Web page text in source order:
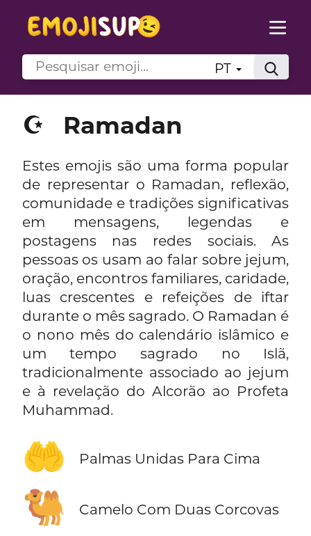
PT
☪️ Ramadan
Estes emojis são uma forma popular
de representar o Ramadan, reflexão,
comunidade e tradições significativas
em mensagens, legendas e
postagens nas redes sociais. As
pessoas os usam ao falar sobre jejum,
oração, encontros familiares, caridade,
luas crescentes e refeições de iftar
durante o mês sagrado. O Ramadan é
o nono mês do calendário islâmico e
um tempo sagrado no Islã,
tradicionalmente associado ao jejum
e à revelação do Alcorão ao Profeta
Muhammad.
🤲 Palmas Unidas Para Cima
🐫 Camelo Com Duas Corcovas